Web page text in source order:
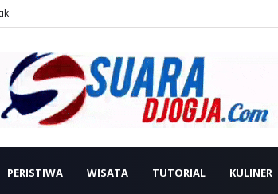
PERISTIWA WISATA TUTORIAL KULINER